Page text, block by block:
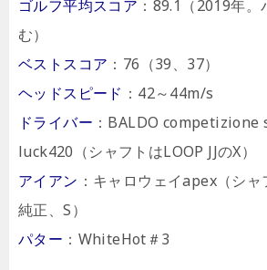
ゴルフ平均スコア ：89.1（2019年
む）
ベストスコア ：76（39、37）
ヘッドスピード ：42～44m/s
ドライバー ：BALDO competizione
luck420（シャフトはLOOP JJのX）
アイアン ：キャロウェイapex（シ
純正、S）
パター ：WhiteHot＃3